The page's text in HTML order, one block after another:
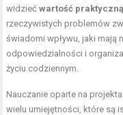
widziećwartość praktyczną
rzeczywistych problemów
świadomi wpływu, jaki mają
odpowiedzialności i
życiu codziennym.
Nauczanie oparte na
wielu umiejętności, które są